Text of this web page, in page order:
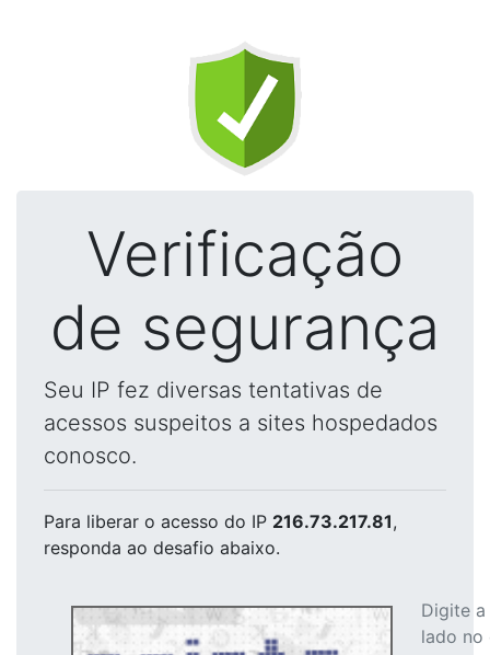
Verificação
de segurança
Seu IP fez diversas tentativas de
acessos suspeitos a sites hospedados
conosco.
Para liberar o acesso do IP 216.73.217.81,
responda ao desafio abaixo.
Digite
lado no